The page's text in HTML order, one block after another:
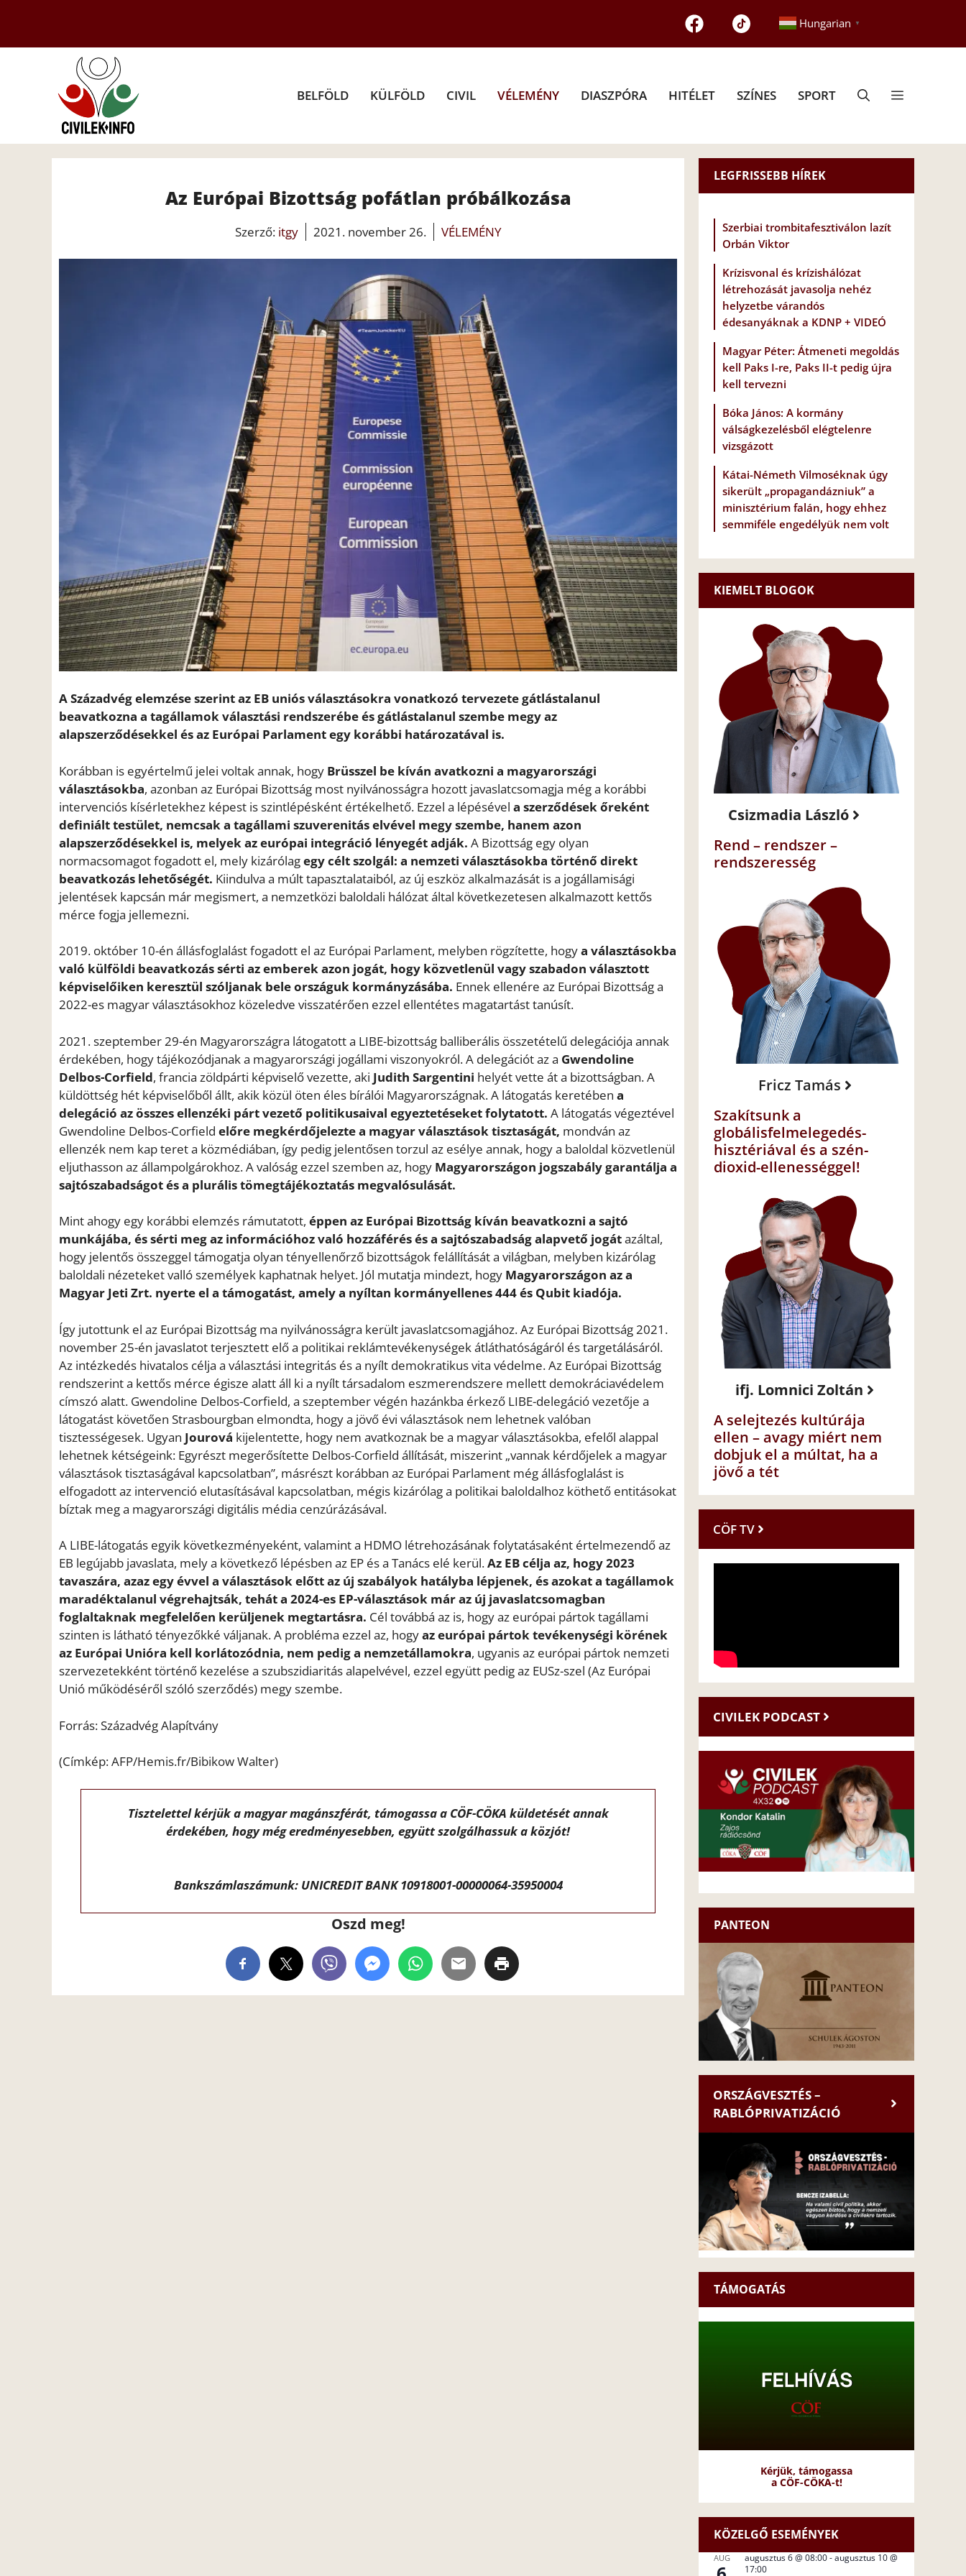
tartalomba
Hungarian ▼
BELFÖLD KÜLFÖLD CIVIL VÉLEMÉNY DIASZPÓRA HITÉLET SZÍNES SPORT
Az Európai Bizottság pofátlan próbálkozása
Szerző: itgy 2021. november 26. VÉLEMÉNY
A Századvég elemzése szerint az EB uniós választásokra vonatkozó tervezete gátlástalanul
beavatkozna a tagállamok választási rendszerébe és gátlástalanul szembe megy az
alapszerződésekkel és az Európai Parlament egy korábbi határozatával is.
Korábban is egyértelmű jelei voltak annak, hogy Brüsszel be kíván avatkozni a magyarországi
választásokba, azonban az Európai Bizottság most nyilvánosságra hozott javaslatcsomagja még a korábbi
intervenciós kísérletekhez képest is szintlépésként értékelhető. Ezzel a lépésével a szerződések őreként
definiált testület, nemcsak a tagállami szuverenitás elvével megy szembe, hanem azon
alapszerződésekkel is, melyek az európai integráció lényegét adják. A Bizottság egy olyan
normacsomagot fogadott el, mely kizárólagegy célt szolgál: a nemzeti választásokba történő direkt
beavatkozás lehetőségét. Kiindulva a múlt tapasztalataiból, az új eszköz alkalmazását is a jogállamisági
jelentések kapcsán már megismert, a nemzetközi baloldali hálózat által következetesen alkalmazott kettős
mérce fogja jellemezni.
2019. október 10-én állásfoglalást fogadott el az Európai Parlament, melyben rögzítette, hogya választásokba
való külföldi beavatkozás sérti az emberek azon jogát, hogy közvetlenül vagy szabadon választott
képviselőiken keresztül szóljanak bele országuk kormányzásába. Ennek ellenére az Európai Bizottság a
2022-es magyar választásokhoz közeledve visszatérően ezzel ellentétes magatartást tanúsít.
2021. szeptember 29-én Magyarországra látogatott a LIBE-bizottság balliberális összetételű delegációja annak
érdekében, hogy tájékozódjanak a magyarországi jogállami viszonyokról. A delegációt az a Gwendoline
Delbos-Corfield, francia zöldpárti képviselő vezette, aki Judith Sargentini helyét vette át a bizottságban. A
küldöttség hét képviselőből állt, akik közül öten éles bírálói Magyarországnak. A látogatás keretében a
delegáció az összes ellenzéki párt vezető politikusaival egyeztetéseket folytatott. A látogatás végeztével
Gwendoline Delbos-Corfield előre megkérdőjelezte a magyar választások tisztaságát, mondván az
ellenzék nem kap teret a közmédiában, így pedig jelentősen torzul az esélye annak, hogy a baloldal közvetlenül
eljuthasson az állampolgárokhoz. A valóság ezzel szemben az, hogy Magyarországon jogszabály garantálja a
sajtószabadságot és a plurális tömegtájékoztatás megvalósulását.
Mint ahogy egy korábbi elemzés rámutatott, éppen az Európai Bizottság kíván beavatkozni a sajtó
munkájába, és sérti meg az információhoz való hozzáférés és a sajtószabadság alapvető jogátazáltal,
hogy jelentős összeggel támogatja olyan tényellenőrző bizottságok felállítását a világban, melyben kizárólag
baloldali nézeteket valló személyek kaphatnak helyet. Jól mutatja mindezt, hogy Magyarországon az a
Magyar Jeti Zrt. nyerte el a támogatást, amely a nyíltan kormányellenes 444 és Qubit kiadója.
Így jutottunk el az Európai Bizottság ma nyilvánosságra került javaslatcsomagjához. Az Európai Bizottság 2021.
november 25-én javaslatot terjesztett elő a politikai reklámtevékenységek átláthatóságáról és targetálásáról.
Az intézkedés hivatalos célja a választási integritás és a nyílt demokratikus vita védelme. Az Európai Bizottság
rendszerint a kettős mérce égisze alatt áll ki a nyílt társadalom eszmerendszere mellett demokráciavédelem
címszó alatt. Gwendoline Delbos-Corfield, a szeptember végén hazánkba érkező LIBE-delegáció vezetője a
látogatást követően Strasbourgban elmondta, hogy a jövő évi választások nem lehetnek valóban
tisztességesek. Ugyan Jourová kijelentette, hogy nem avatkoznak be a magyar választásokba, efelől alappal
lehetnek kétségeink: Egyrészt megerősítette Delbos-Corfield állítását, miszerint „vannak kérdőjelek a magyar
választások tisztaságával kapcsolatban”, másrészt korábban az Európai Parlament még állásfoglalást is
elfogadott az intervenció elutasításával kapcsolatban, mégis kizárólag a politikai baloldalhoz köthető entitásokat
bíztak meg a magyarországi digitális média cenzúrázásával.
A LIBE-látogatás egyik következményeként, valamint a HDMO létrehozásának folytatásaként értelmezendő az
EB legújabb javaslata, mely a következő lépésben az EP és a Tanács elé kerül.Az EB célja az, hogy 2023
tavaszára, azaz egy évvel a választások előtt az új szabályok hatályba lépjenek, és azokat a tagállamok
maradéktalanul végrehajtsák, tehát a 2024-es EP-választások már az új javaslatcsomagban
foglaltaknak megfelelően kerüljenek megtartásra. Cél továbbá az is, hogy az európai pártok tagállami
szinten is látható tényezőkké váljanak. A probléma ezzel az, hogyaz európai pártok tevékenységi körének
az Európai Unióra kell korlátozódnia, nem pedig a nemzetállamokra, ugyanis az európai pártok nemzeti
szervezetekként történő kezelése a szubszidiaritás alapelvével, ezzel együtt pedig az EUSz-szel (Az Európai
Unió működéséről szóló szerződés) megy szembe.
Forrás: Századvég Alapítvány
(Címkép:AFP/Hemis.fr/Bibikow Walter)
Tisztelettel kérjük a magyar magánszférát, támogassa a CÖF-CÖKA küldetését annak
érdekében, hogy még eredményesebben, együtt szolgálhassuk a közjót!
Bankszámlaszámunk: UNICREDIT BANK 10918001-00000064-35950004
Oszd meg!
LEGFRISSEBB HÍREK
Szerbiai trombitafesztiválon lazít
Orbán Viktor
Krízisvonal és krízishálózat
létrehozását javasolja nehéz
helyzetbe várandós
édesanyáknak a KDNP + VIDEÓ
Magyar Péter: Átmeneti megoldás
kell Paks I-re, Paks II-t pedig újra
kell tervezni
Bóka János: A kormány
válságkezelésből elégtelenre
vizsgázott
Kátai-Németh Vilmoséknak úgy
sikerült „propagandázniuk” a
minisztérium falán, hogy ehhez
semmiféle engedélyük nem volt
KIEMELT BLOGOK
Csizmadia László
Rend – rendszer –
rendszeresség
Fricz Tamás
Szakítsunk a
globálisfelmelegedés-
hisztériával és a szén-
dioxid-ellenességgel!
ifj. Lomnici Zoltán
A selejtezés kultúrája
ellen – avagy miért nem
dobjuk el a múltat, ha a
jövő a tét
CÖF TV
CIVILEK PODCAST
PANTEON
ORSZÁGVESZTÉS –
RABLÓPRIVATIZÁCIÓ
TÁMOGATÁS
Kérjük, támogassa
a CÖF-CÖKA-t!
KÖZELGŐ ESEMÉNYEK
AUG augusztus 6 @ 08:00-augusztus 10 @
17:00